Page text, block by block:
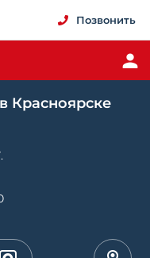
Позвонить
Красноярске